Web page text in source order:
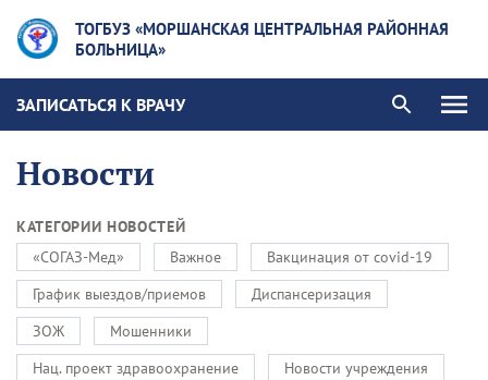
ТОГБУЗ «МОРШАНСКАЯ ЦЕНТРАЛЬНАЯ РАЙОННАЯ
БОЛЬНИЦА»
ЗАПИСАТЬСЯ К ВРАЧУ
Новости
КАТЕГОРИИ НОВОСТЕЙ
«СОГАЗ-Мед»
Важное
Вакцинация от covid-19
График выездов/приемов
Диспансеризация
ЗОЖ
Мошенники
Нац. проект здравоохранение
Новости учреждения